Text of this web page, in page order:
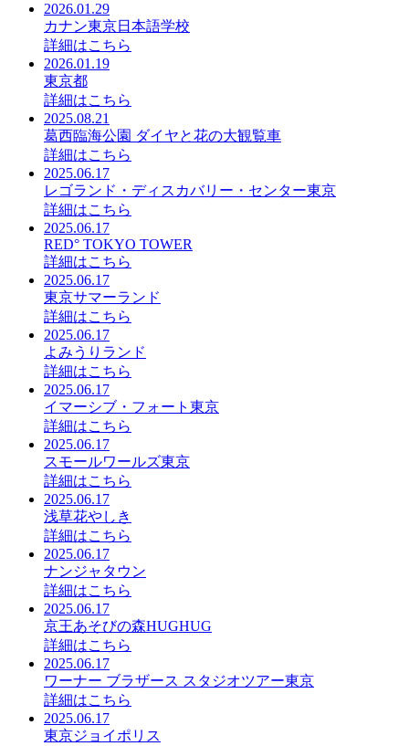
2026.01.29
カナン東京日本語学校
詳細はこちら
2026.01.19
東京都
詳細はこちら
2025.08.21
葛西臨海公園 ダイヤと花の大観覧車
詳細はこちら
2025.06.17
レゴランド・ディスカバリー・センター東京
詳細はこちら
2025.06.17
RED° TOKYO TOWER
詳細はこちら
2025.06.17
東京サマーランド
詳細はこちら
2025.06.17
よみうりランド
詳細はこちら
2025.06.17
イマーシブ・フォート東京
詳細はこちら
2025.06.17
スモールワールズ東京
詳細はこちら
2025.06.17
浅草花やしき
詳細はこちら
2025.06.17
ナンジャタウン
詳細はこちら
2025.06.17
京王あそびの森HUGHUG
詳細はこちら
2025.06.17
ワーナー ブラザース スタジオツアー東京
詳細はこちら
2025.06.17
東京ジョイポリス